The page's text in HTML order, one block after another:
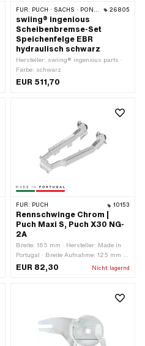
FÜR: PUCH · SACHS · PONY / CILO (BETA 521 & 512) · PIAGGIO 26805
swiing® ingenious
Scheibenbremse-Set
Speichenfelge EBR
hydraulisch schwarz
Hersteller: swiing® ingenious parts ·
Farbe: schwarz
EUR 511,70
FÜR: PUCH 10153
Rennschwinge Chrom |
Puch Maxi S, Puch X30 NG-
2A
Breite: 165 mm · Hersteller: Made in
Portugal · Breite Aufnahme: 125 mm ·
Material: Stahl · Oberfläche: verchromt
· Farbe: Chrom · Gesamtlänge: 360
EUR 82,30 Nicht lagernd